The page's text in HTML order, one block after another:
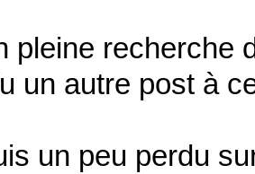
pleine recherche
un autre post à
un peu perdu